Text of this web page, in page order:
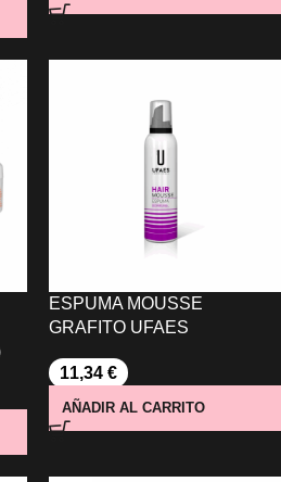
ESPUMA MOUSSE
GRAFITO UFAES
11,34 €
AÑADIR AL CARRITO